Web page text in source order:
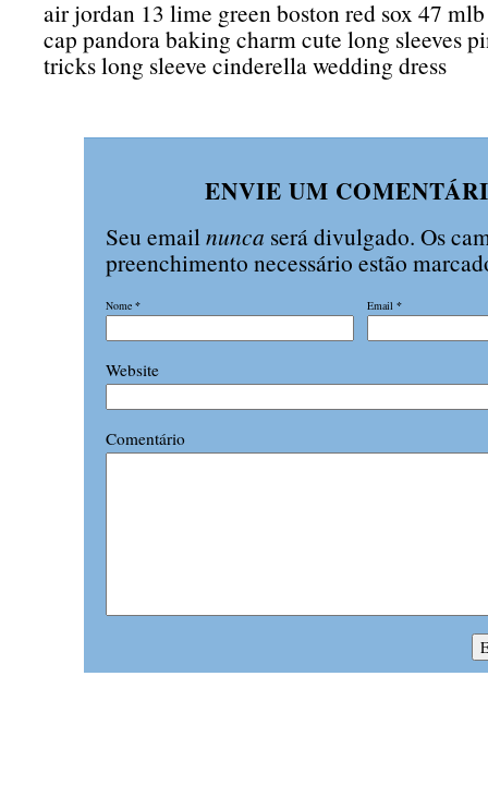
air jordan 13 lime green boston red sox 47
cap pandora baking charm cute long sleeves
tricks long sleeve cinderella wedding dress
ENVIE UM
Seu emailnunca será divulgado. Os
preenchimento necessário estão
Nome * Email *
Website
Comentário